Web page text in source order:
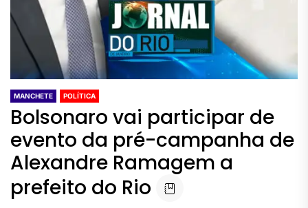
MANCHETE POLÍTICA
Bolsonaro vai participar de
evento da pré-campanha de
Alexandre Ramagem a
prefeito do Rio